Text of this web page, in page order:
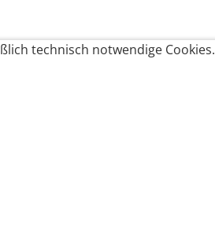
technisch notwendige